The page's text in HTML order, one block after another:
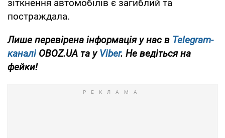
зіткнення автомобілів є загиблий та
постраждала.
Лише перевірена інформація у нас в Telegram-
каналіOBOZ.UA та уViber. Не ведіться на
фейки!